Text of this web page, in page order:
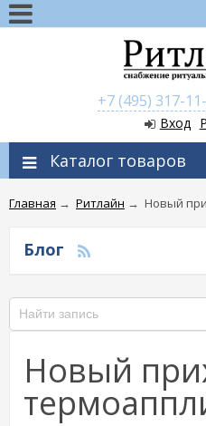
+7 (495) 317-
Вход
Каталог товаров
Главная → Ритлайн → Новый
Блог
Новый